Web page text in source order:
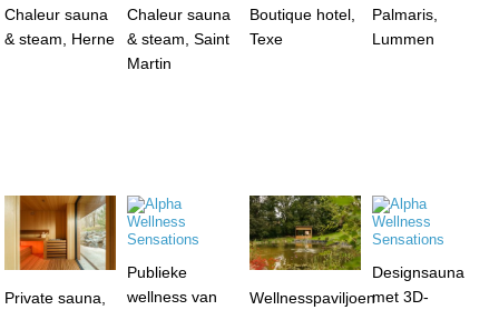
Chaleur sauna
& steam, Herne
Chaleur sauna
& steam, Saint
Martin
Boutique hotel,
Texe
Palmaris,
Lummen
Private sauna,
Publieke
wellness van
Wellnesspaviljoen
Designsauna
met 3D-